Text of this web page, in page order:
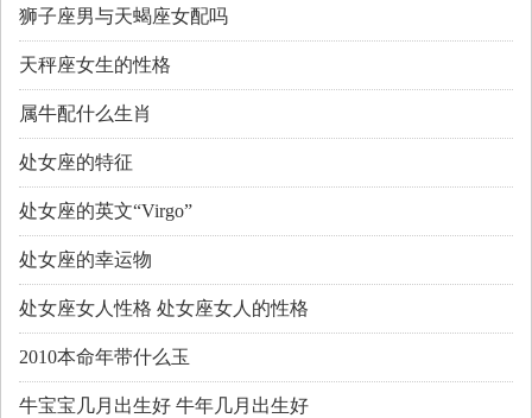
狮子座男与天蝎座女配吗
天秤座女生的性格
属牛配什么生肖
处女座的特征
处女座的英文“Virgo”
处女座的幸运物
处女座女人性格 处女座女人的性格
2010本命年带什么玉
牛宝宝几月出生好 牛年几月出生好